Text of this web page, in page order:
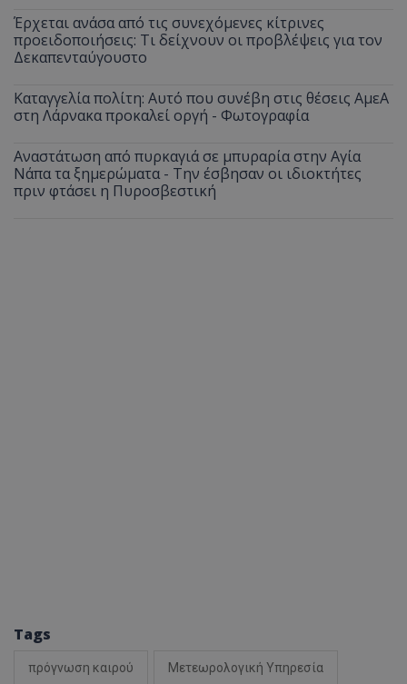
Έρχεται ανάσα από τις συνεχόμενες κίτρινες
προειδοποιήσεις: Τι δείχνουν οι προβλέψεις για τον
Δεκαπενταύγουστο
Καταγγελία πολίτη: Αυτό που συνέβη στις θέσεις ΑμεΑ
στη Λάρνακα προκαλεί οργή - Φωτογραφία
Αναστάτωση από πυρκαγιά σε μπυραρία στην Αγία
Νάπα τα ξημερώματα - Την έσβησαν οι ιδιοκτήτες
πριν φτάσει η Πυροσβεστική
Tags
πρόγνωση καιρού Μετεωρολογική Υπηρεσία